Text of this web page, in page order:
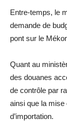
Entre-temps, le
demande de
pont sur le
Quant au
des douanes
de contrôle par
ainsi que la
d’importation.